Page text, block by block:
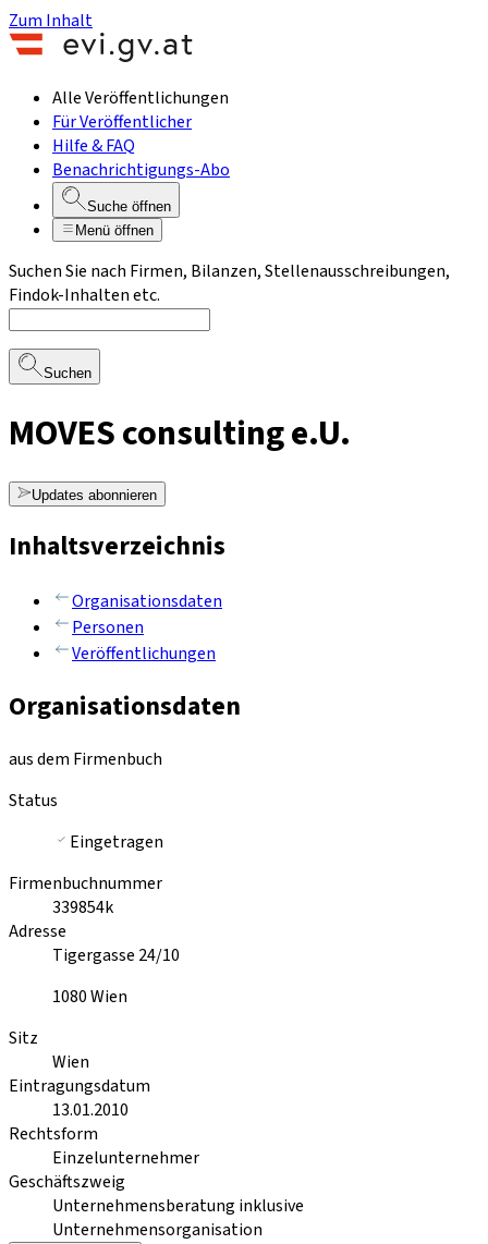
Zum Inhalt
Alle Veröffentlichungen
Für Veröffentlicher
Hilfe & FAQ
Benachrichtigungs-Abo
Suche öffnen
Menü öffnen
Suchen Sie nach Firmen, Bilanzen, Stellenausschreibungen,
Findok-Inhalten etc.
Suchen
MOVES consulting e.U.
Updates abonnieren
Inhaltsverzeichnis
Organisationsdaten
Personen
Veröffentlichungen
Organisationsdaten
aus dem Firmenbuch
Status
Eingetragen
Firmenbuchnummer
339854k
Adresse
Tigergasse 24/10
1080Wien
Sitz
Wien
Eintragungsdatum
13.01.2010
Rechtsform
Einzelunternehmer
Geschäftszweig
Unternehmensberatung inklusive
Unternehmensorganisation